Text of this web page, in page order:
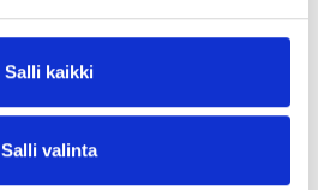
Salli kaikki
Salli valinta
S-CSA+ HEX ML